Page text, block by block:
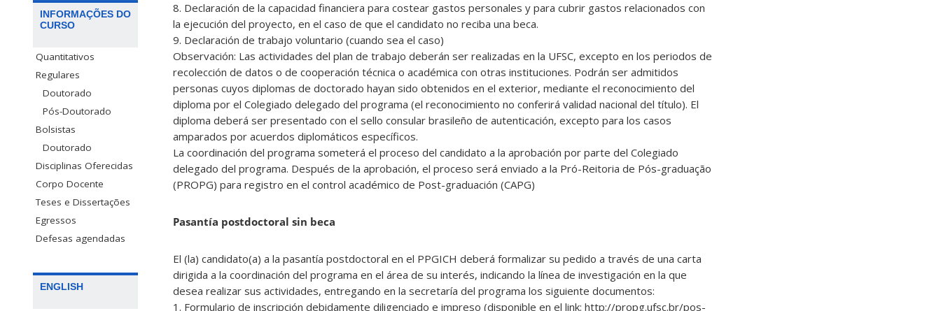
INFORMAÇÕES DO
CURSO
Quantitativos
Regulares
Doutorado
Pós-Doutorado
Bolsistas
Doutorado
Disciplinas Oferecidas
Corpo Docente
Teses e Dissertações
Egressos
Defesas agendadas
ENGLISH
8. Declaración de la capacidad financiera para costear gastos personales y para cubrir gastos relacionados con
la ejecución del proyecto, en el caso de que el candidato no reciba una beca.
9. Declaración de trabajo voluntario (cuando sea el caso)
Observación: Las actividades del plan de trabajo deberán ser realizadas en la UFSC, excepto en los periodos de
recolección de datos o de cooperación técnica o académica con otras instituciones. Podrán ser admitidos
personas cuyos diplomas de doctorado hayan sido obtenidos en el exterior, mediante el reconocimiento del
diploma por el Colegiado delegado del programa (el reconocimiento no conferirá validad nacional del título). El
diploma deberá ser presentado con el sello consular brasileño de autenticación, excepto para los casos
amparados por acuerdos diplomáticos específicos.
La coordinación del programa someterá el proceso del candidato a la aprobación por parte del Colegiado
delegado del programa. Después de la aprobación, el proceso será enviado a la Pró-Reitoria de Pós-graduação
(PROPG) para registro en el control académico de Post-graduación (CAPG)
Pasantía postdoctoral sin beca
El (la) candidato(a) a la pasantía postdoctoral en el PPGICH deberá formalizar su pedido a través de una carta
dirigida a la coordinación del programa en el área de su interés, indicando la línea de investigación en la que
desea realizar sus actividades, entregando en la secretaría del programa los siguiente documentos:
1. Formulario de inscripción debidamente diligenciado e impreso (disponible en el link: http://propg.ufsc.br/pos-